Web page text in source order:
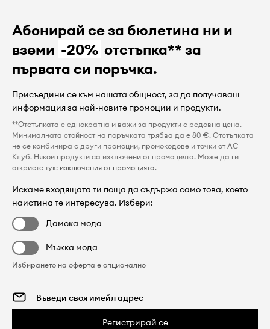
Абонирай се за бюлетина ни и
вземи -20% отстъпка** за
първата си поръчка.
Присъедини се към нашата общност, за да получаваш
информация за най-новите промоции и продукти.
**Отстъпката е еднократна и важи за продукти с редовна цена.
Минималната стойност на поръчката трябва да е 80 €. Отстъпката
не се комбинира с други промоции, промокодове и точки от AC
Клуб. Някои продукти са изключени от промоцията. Може да ги
откриете тук: изключения от промоцията.
Искаме входящата ти поща да съдържа само това, което
наистина те интересува. Избери:
Дамска мода
Мъжка мода
Избирането на оферта е опционално
Регистрирай се